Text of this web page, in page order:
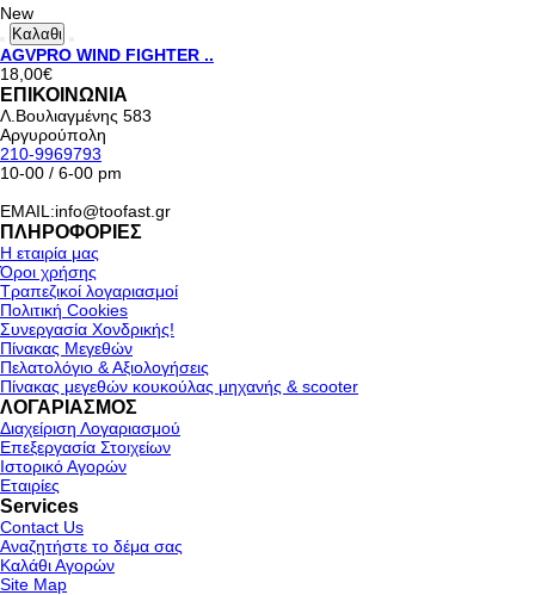
New
Καλαθι
AGVPRO WIND FIGHTER ..
18,00€
ΕΠΙΚΟΙΝΩΝΙΑ
Λ.Βουλιαγμένης 583
Αργυρούπολη
210-9969793
10-00 / 6-00 pm
EMAIL:info@toofast.gr
ΠΛΗΡΟΦΟΡΙΕΣ
Η εταιρία μας
Όροι χρήσης
Τραπεζικοί λογαριασμοί
Πολιτική Cookies
Συνεργασία Χονδρικής!
Πίνακας Μεγεθών
Πελατολόγιο & Αξιολογήσεις
Πίνακας μεγεθών κουκούλας μηχανής & scooter
ΛΟΓΑΡΙΑΣΜΟΣ
Διαχείριση Λογαριασμού
Επεξεργασία Στοιχείων
Ιστορικό Αγορών
Εταιρίες
Services
Contact Us
Αναζητήστε το δέμα σας
Καλάθι Αγορών
Site Map